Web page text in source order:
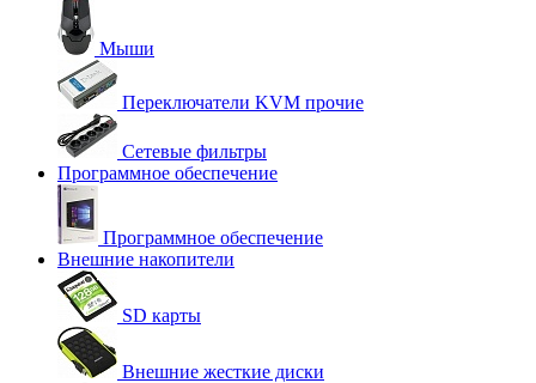
Мыши
Переключатели KVM прочие
Сетевые фильтры
Программное обеспечение
Программное обеспечение
Внешние накопители
SD карты
Внешние жесткие диски